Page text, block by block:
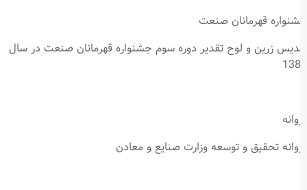
قهرمانان صنعت
زرین و لوح تقدیر دوره سوم جشنواره قهرمانان صنعت در سال
تحقیق و توسعه وزارت صنایع و معادن